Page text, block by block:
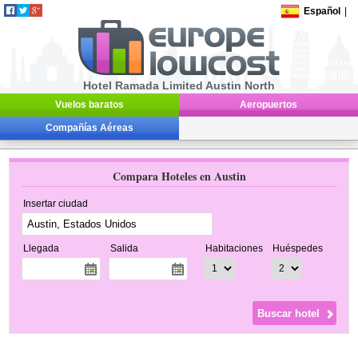
Español
Hotel Ramada Limited Austin North
Vuelos baratos Aeropuertos
Compañías Aéreas
Compara Hoteles en Austin
Insertar ciudad
Llegada Salida Habitaciones Huéspedes